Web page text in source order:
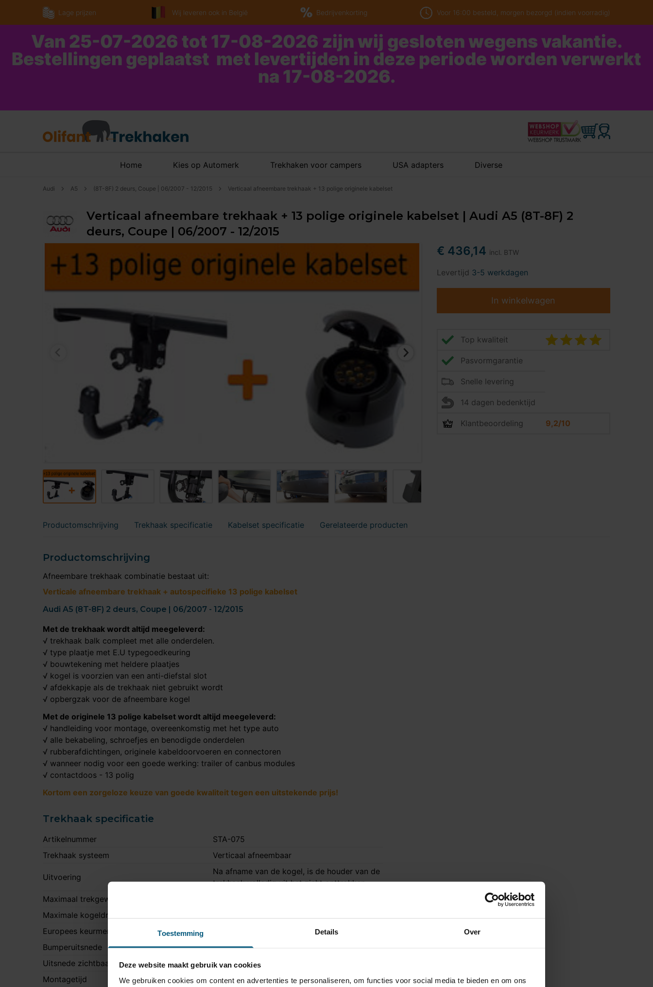
Toestemming Details Over
Deze website maakt gebruik van cookies
We gebruiken cookies om content en advertenties te personaliseren, om functies voor social media te bieden en om ons
Lage prijzen Wij leveren ook in België Bedrijvenkorting Voor 16:00 besteld, morgen bezorgd (indien voorradig)
Van 25-07-2026 tot 17-08-2026 zijn wij gesloten wegens vakantie.
Bestellingen geplaatst met levertijden in deze periode worden verwerkt
na 17-08-2026.
Home Kies op Automerk Trekhaken voor campers USA adapters Diverse
Audi A5 (8T-8F) 2 deurs, Coupe | 06/2007 - 12/2015 Verticaal afneembare trekhaak + 13 polige originele kabelset
Verticaal afneembare trekhaak + 13 polige originele kabelset | Audi A5 (8T-8F) 2
deurs, Coupe | 06/2007 - 12/2015
€ 436,14 incl. BTW
Levertijd 3-5 werkdagen
In winkelwagen
Top kwaliteit
Pasvormgarantie
Snelle levering
14 dagen bedenktijd
Klantbeoordeling 9,2/10
Productomschrijving Trekhaak specificatie Kabelset specificatie Gerelateerde producten
Productomschrijving
Afneembare trekhaak combinatie bestaat uit:
Verticale afneembare trekhaak + autospecifieke 13 polige kabelset
Audi A5 (8T-8F) 2 deurs, Coupe | 06/2007 - 12/2015
Met de trekhaak wordt altijd meegeleverd:
√ trekhaak balk compleet met alle onderdelen.
√ type plaatje met E.U typegoedkeuring
√ bouwtekening met heldere plaatjes
√ kogel is voorzien van een anti-diefstal slot
√ afdekkapje als de trekhaak niet gebruikt wordt
√ opbergzak voor de afneembare kogel
Met de originele 13 polige kabelset wordt altijd meegeleverd:
√ handleiding voor montage, overeenkomstig met het type auto
√ alle bekabeling, schroefjes en benodigde onderdelen
√ rubberafdichtingen, originele kabeldoorvoeren en connectoren
√ wanneer nodig voor een goede werking: trailer of canbus modules
√ contactdoos - 13 polig
Kortom een zorgeloze keuze van goede kwaliteit tegen een uitstekende prijs!
Trekhaak specificatie
Artikelnummer
STA-075
Trekhaak systeem
Verticaal afneembaar
Uitvoering
Na afname van de kogel, is de houder van de
trekhaak volledig uit het zicht onttrokken.
Maximaal trekgewicht
Maximale kogeldruk
Europees keurmerk
Bumperuitsnede
Ja
Uitsnede zichtbaar
Nee
Montagetijd
2 uur